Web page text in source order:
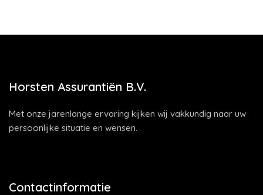
Horsten Assurantiën B.V.
Met onze jarenlange ervaring kijken wij vakkundig naar uw
persoonlijke situatie en wensen.
Contactinformatie